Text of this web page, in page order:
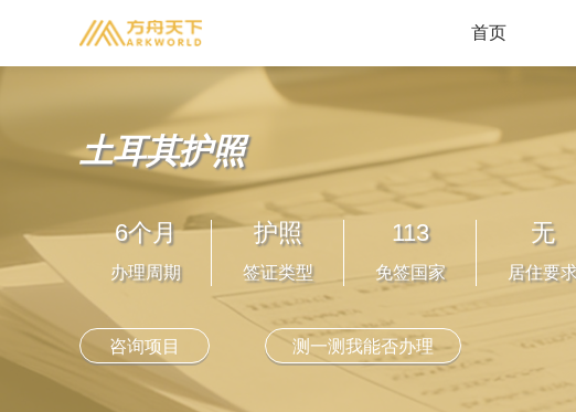
首页
美洲地区
美国
加拿大
安提瓜
圣卢西亚
多米尼克
欧洲地
塞浦路斯
爱尔兰
土耳其护照
6个月
办理周期
护照
签证类型
113
免签国家
无
居住要
咨询项目 测一测我能否办理